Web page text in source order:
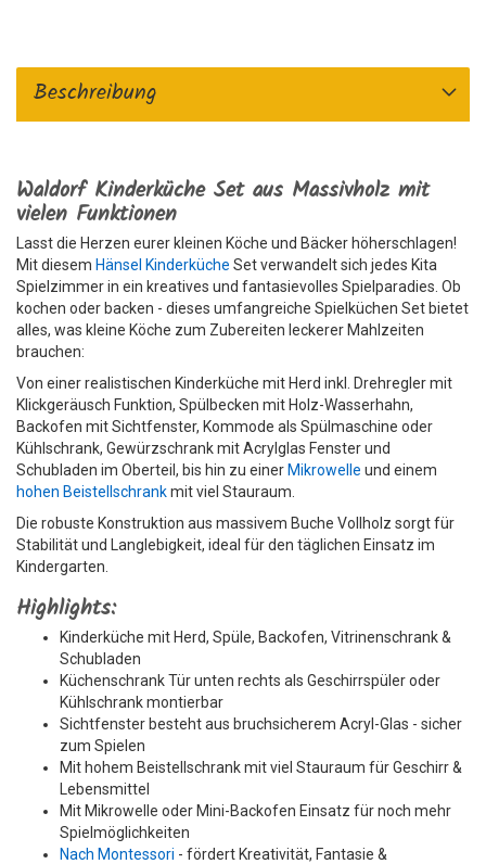
Beschreibung
Waldorf Kinderküche Set aus Massivholz mit
vielen Funktionen
Lasst die Herzen eurer kleinen Köche und Bäcker höherschlagen!
Mit diesem Hänsel Kinderküche Set verwandelt sich jedes Kita
Spielzimmer in ein kreatives und fantasievolles Spielparadies. Ob
kochen oder backen - dieses umfangreiche Spielküchen Set bietet
alles, was kleine Köche zum Zubereiten leckerer Mahlzeiten
brauchen:
Von einer realistischen Kinderküche mit Herd inkl. Drehregler mit
Klickgeräusch Funktion, Spülbecken mit Holz-Wasserhahn,
Backofen mit Sichtfenster, Kommode als Spülmaschine oder
Kühlschrank, Gewürzschrank mit Acrylglas Fenster und
Schubladen im Oberteil, bis hin zu einer Mikrowelle und einem
hohen Beistellschrankmit viel Stauraum.
Die robuste Konstruktion aus massivem Buche Vollholz sorgt für
Stabilität und Langlebigkeit, ideal für den täglichen Einsatz im
Kindergarten.
Highlights:
Kinderküche mit Herd, Spüle, Backofen, Vitrinenschrank &
Schubladen
Küchenschrank Tür unten rechts als Geschirrspüler oder
Kühlschrank montierbar
Sichtfenster besteht aus bruchsicherem Acryl-Glas - sicher
zum Spielen
Mit hohem Beistellschrank mit viel Stauraum für Geschirr &
Lebensmittel
Mit Mikrowelle oder Mini-Backofen Einsatz für noch mehr
Spielmöglichkeiten
Nach Montessori - fördert Kreativität, Fantasie &